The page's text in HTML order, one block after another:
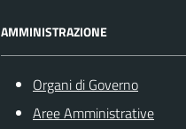
AMMINISTRAZIONE
Organi di Governo
Aree Amministrative